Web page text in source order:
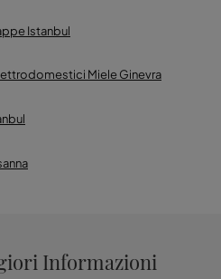
Istanbul
Miele Ginevra
Informazioni